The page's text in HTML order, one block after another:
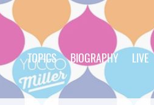
TOPICS BIOGRAPHY LIVE